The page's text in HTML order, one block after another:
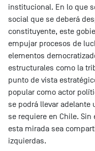
institucional. En lo que
social que se deberá
constituyente, este
empujar procesos de
elementos
estructurales como la
punto de vista
popular como actor
se podrá llevar adelante
se requiere en Chile.
esta mirada sea
izquierdas.